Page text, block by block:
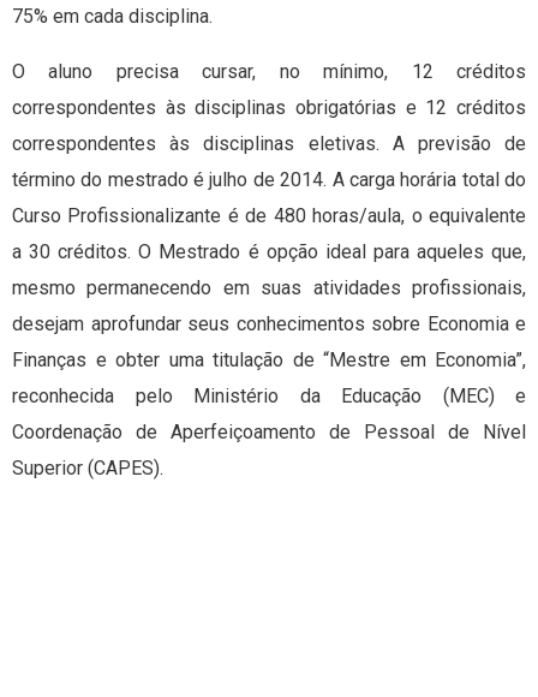
75% em cada disciplina.
O aluno precisa cursar, no mínimo, 12 créditos
correspondentes às disciplinas obrigatórias e 12 créditos
correspondentes às disciplinas eletivas. A previsão de
término do mestrado é julho de 2014. A carga horária total do
Curso Profissionalizante é de 480 horas/aula, o equivalente
a 30 créditos. O Mestrado é opção ideal para aqueles que,
mesmo permanecendo em suas atividades profissionais,
desejam aprofundar seus conhecimentos sobre Economia e
Finanças e obter uma titulação de “Mestre em Economia”,
reconhecida pelo Ministério da Educação (MEC) e
Coordenação de Aperfeiçoamento de Pessoal de Nível
Superior (CAPES).